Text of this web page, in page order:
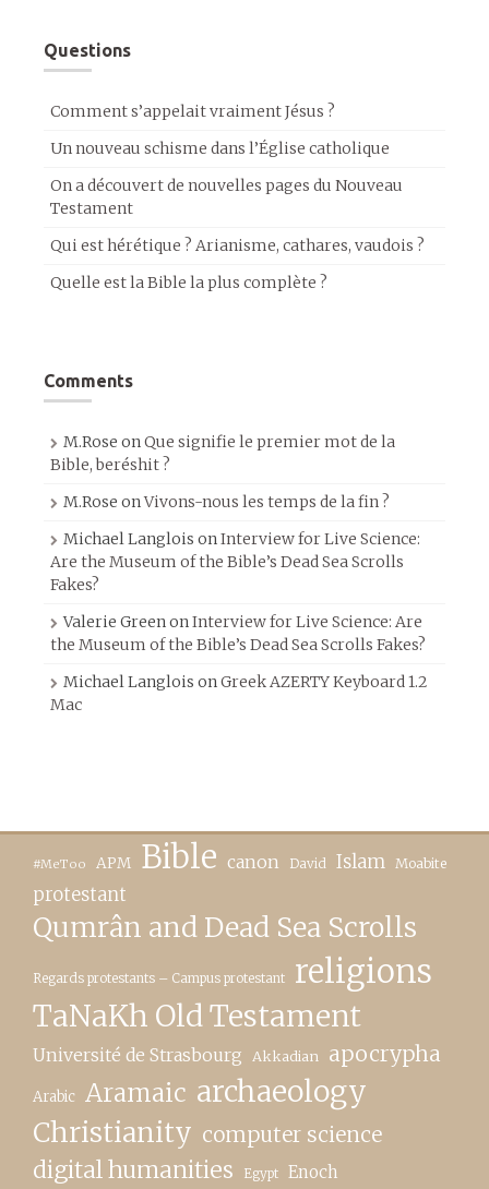
Questions
Comment s’appelait vraiment Jésus ?
Un nouveau schisme dans l’Église catholique
On a découvert de nouvelles pages du Nouveau
Testament
Qui est hérétique ? Arianisme, cathares, vaudois ?
Quelle est la Bible la plus complète ?
Comments
M.Rose onQue signifie le premier mot de la
Bible, beréshit ?
M.Rose onVivons-nous les temps de la fin ?
Michael Langlois onInterview for Live Science:
Are the Museum of the Bible’s Dead Sea Scrolls
Fakes?
Valerie GreenonInterview for Live Science: Are
the Museum of the Bible’s Dead Sea Scrolls Fakes?
Michael Langlois onGreek AZERTY Keyboard 1.2
Mac
#MeToo APM Bible canon David Islam Moabite
protestant
Qumrân and Dead Sea Scrolls
Regards protestants – Campus protestant religions
TaNaKh Old Testament
Université de Strasbourg Akkadian apocrypha
Arabic Aramaic archaeology
Christianity computer science
digital humanities Egypt Enoch